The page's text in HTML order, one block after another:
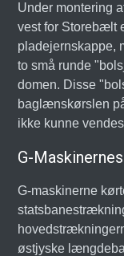
Under montering
vest for Storebælt
pladejernskappe,
to små runde
domen. Disse
baglænskørslen
ikke kunne
G-
G-maskinerne
østjyske